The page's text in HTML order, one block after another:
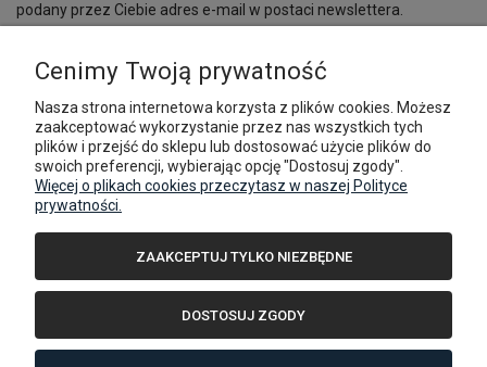
podany przez Ciebie adres e-mail w postaci newslettera.
Pomoc
Moje konto
Cenimy Twoją prywatność
Nasza strona internetowa korzysta z plików cookies. Możesz
zaakceptować wykorzystanie przez nas wszystkich tych
plików i przejść do sklepu lub dostosować użycie plików do
swoich preferencji, wybierając opcję "Dostosuj zgody".
Więcej o plikach cookies przeczytasz w naszej Polityce
prywatności.
ZAAKCEPTUJ TYLKO NIEZBĘDNE
DOSTOSUJ ZGODY